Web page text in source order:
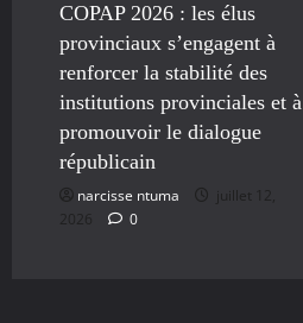
COPAP 2026 : les élus
provinciaux s’engagent à
renforcer la stabilité des
institutions provinciales et à
promouvoir le dialogue
républicain
narcisse ntuma
juillet 12,
2026
0